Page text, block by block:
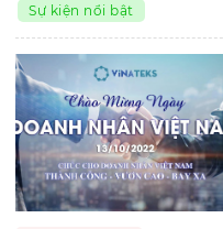
Sự kiện nổi bật